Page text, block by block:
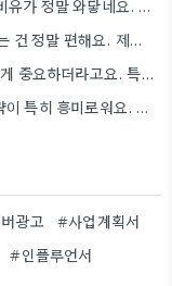
사이트맵이 웹사이트의 ‘건축물 대장’이라는 비유가 정말 와닿네요. 구조화된 정보 제공이 SEO에 얼마나 중요한지 다시 한번…
워드프레스 플러그인으로 사이트맵을 관리하는 건 정말 편해요. 제가 Rank Math를 사용하는데, 페이지 변경 후 자동으로…
XML 파일을 만들 때, 링크 구조를 생각하는 게 중요하더라고요. 특히 페이지 간 연결을 잘 짜는…
링크드인을 통해 B2B 마케팅에 집중하는 전략이 특히 흥미로워요. 저희 회사도 유사한 솔루션을 제공하다 보니, 네트워크…
광고
#사업계획서
#인플루언서